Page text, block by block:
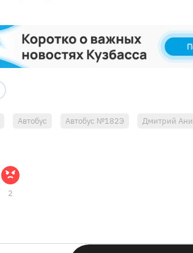
Автобус Автобус №182Э Дмитрий
2